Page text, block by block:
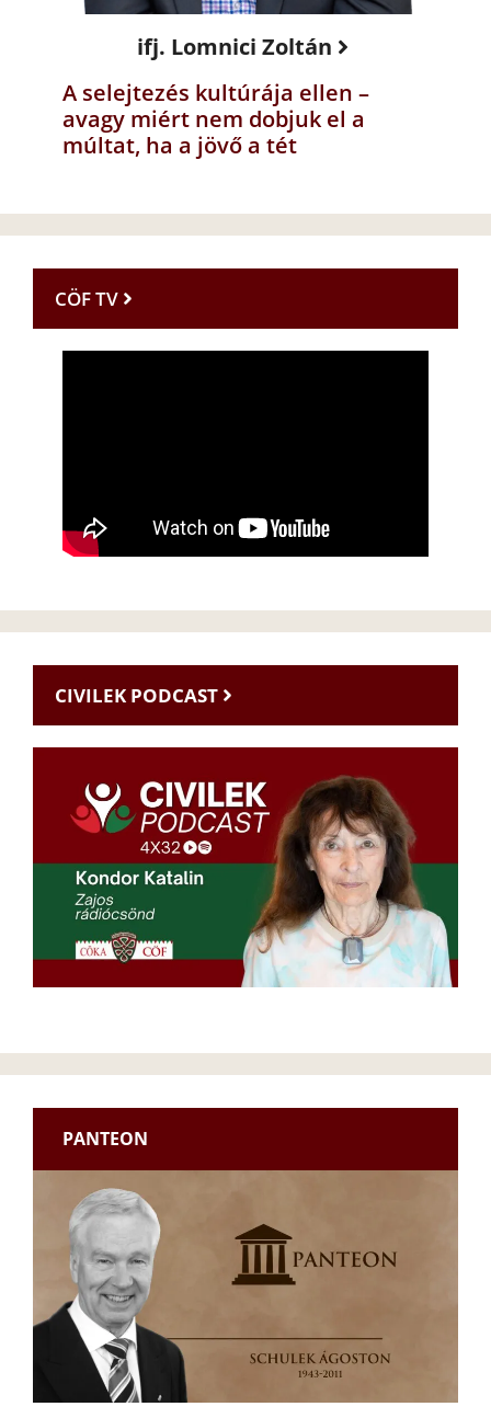
ifj. Lomnici Zoltán
A selejtezés kultúrája ellen –
avagy miért nem dobjuk el a
múltat, ha a jövő a tét
CÖF TV
CIVILEK PODCAST
PANTEON